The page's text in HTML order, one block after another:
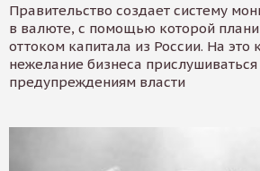
Правительство создает систему
в валюте, с помощью которой
оттоком капитала из России. На это
нежелание бизнеса прислушиваться
предупреждениям власти